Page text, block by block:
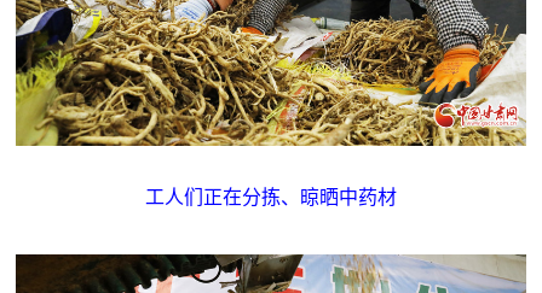
工人们正在分拣、晾晒中药材